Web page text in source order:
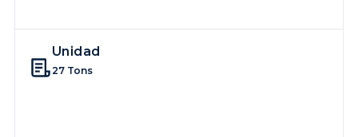
Unidad
27 Tons